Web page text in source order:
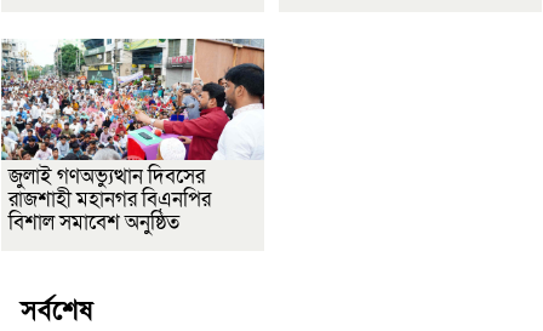
জুলাই গণঅভ্যুত্থান দিবসের
রাজশাহী মহানগর বিএনপির
বিশাল সমাবেশ অনুষ্ঠিত
সর্বশেষ